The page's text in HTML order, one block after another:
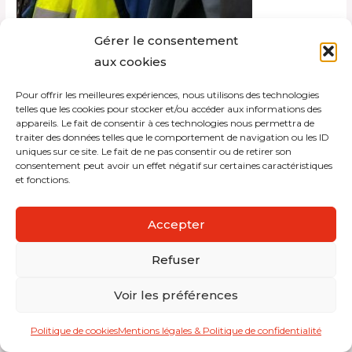
Gérer le consentement
aux cookies
Pour offrir les meilleures expériences, nous utilisons des technologies
telles que les cookies pour stocker et/ou accéder aux informations des
appareils. Le fait de consentir à ces technologies nous permettra de
traiter des données telles que le comportement de navigation ou les ID
uniques sur ce site. Le fait de ne pas consentir ou de retirer son
consentement peut avoir un effet négatif sur certaines caractéristiques
et fonctions.
Accepter
Refuser
Voir les préférences
Politique de cookiesMentions légales & Politique de confidentialité
Copyright © 2026 Interdistribution
Mentions légales et politique de confidentialité